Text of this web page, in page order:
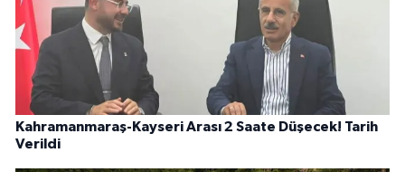
Kahramanmaraş-Kayseri Arası 2 Saate Düşecek! Tarih
Verildi